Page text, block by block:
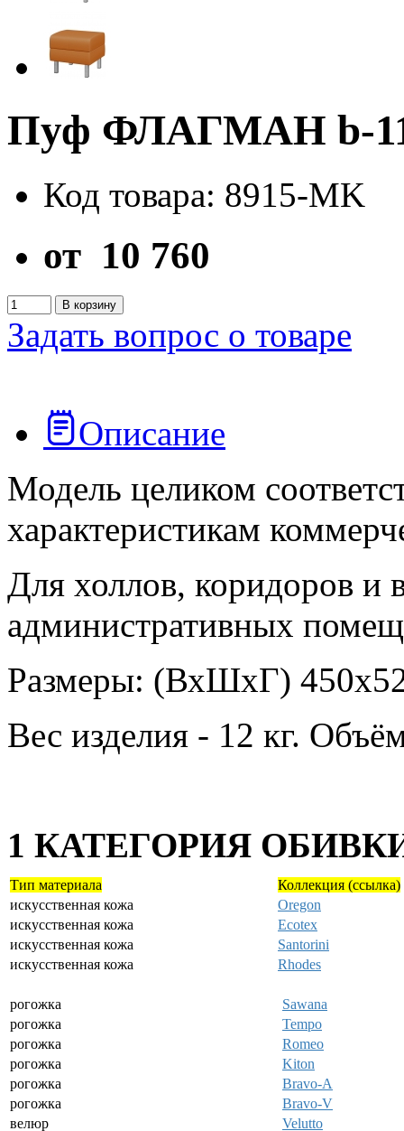
Пуф ФЛАГМАН b-
Код товара: 8915-MK
от 10 760
В корзину
Задать вопрос о товаре
Описание
Модель целиком
характеристикам
Для холлов, коридоров и
административных
Размеры: (ВхШхГ)
Вес изделия - 12 кг.
1 КАТЕГОРИЯ
Тип материала
Коллекция (ссылка)
искусственная кожа
Oregon
искусственная кожа
Ecotex
искусственная кожа
Santorini
искусственная кожа
Rhodes
рогожка
Sawana
рогожка
Tempo
рогожка
Romeo
рогожка
Kiton
рогожка
Bravo-A
рогожка
Bravo-V
велюр
Velutto